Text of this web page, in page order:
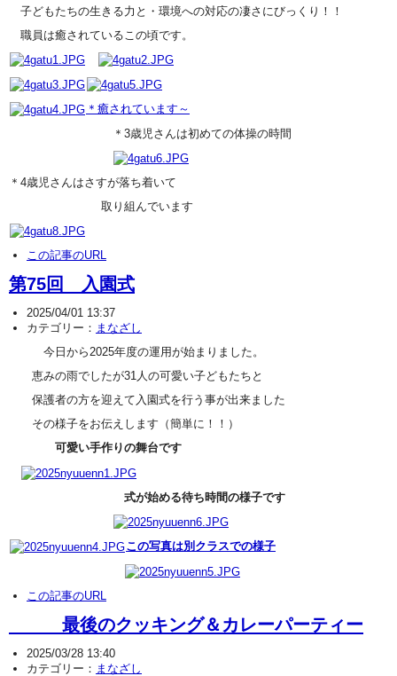
子どもたちの生きる力と・環境への対応の凄さにびっくり！！
職員は癒されているこの頃です。
＊癒されています～
＊3歳児さんは初めての体操の時間
＊4歳児さんはさすが落ち着いて
取り組んでいます
この記事のURL
第75回 入園式
2025/04/01 13:37
カテゴリー： まなざし
今日から2025年度の運用が始まりました。
恵みの雨でしたが31人の可愛い子どもたちと
保護者の方を迎えて入園式を行う事が出来ました
その様子をお伝えします（簡単に！！）
可愛い手作りの舞台です
式が始める待ち時間の様子です
この写真は別クラスでの様子
この記事のURL
最後のクッキング＆カレーパーティー
2025/03/28 13:40
カテゴリー： まなざし